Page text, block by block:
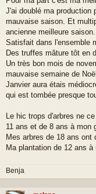
g
J'ai doublé ma production
mauvaise saison. Et
ancienne meilleure saison.
Satisfait dans l'ensemble
Des truffes mâture tôt en
Un très bon mois de
mauvaise semaine de
Janvier aura étais
qui est tombée presque
Le hic trops d'arbres ne
11 ans et de 8 ans à mon
Mes arbres de 18 ans ont
Ma plantation de 12 ans
Benja